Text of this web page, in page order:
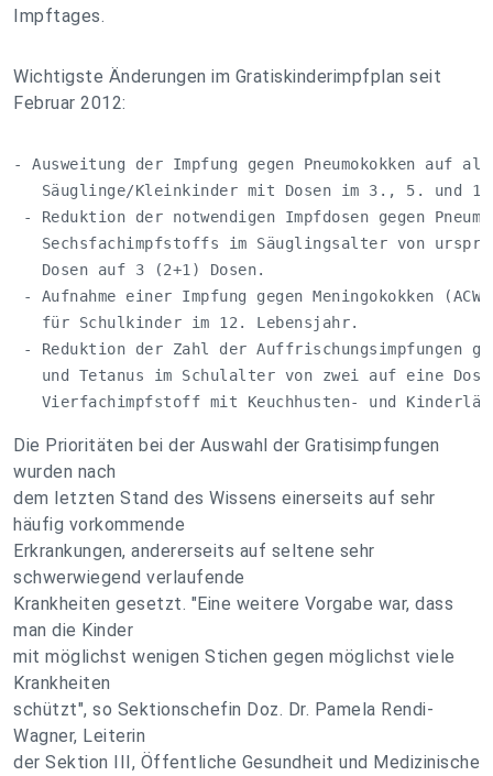
Impftages.
Wichtigste Änderungen im Gratiskinderimpfplan seit
Februar 2012:
- Ausweitung der Impfung gegen Pneumokokken auf
Säuglinge/Kleinkinder mit Dosen im 3., 5. und
- Reduktion der notwendigen Impfdosen gegen
Sechsfachimpfstoffs im Säuglingsalter von
   Dosen auf 3 (2+1) Dosen.
- Aufnahme einer Impfung gegen Meningokokken
   für Schulkinder im 12. Lebensjahr.
- Reduktion der Zahl der Auffrischungsimpfungen
und Tetanus im Schulalter von zwei auf eine
Vierfachimpfstoff mit Keuchhusten- und
Die Prioritäten bei der Auswahl der Gratisimpfungen
wurden nach
dem letzten Stand des Wissens einerseits auf sehr
häufig vorkommende
Erkrankungen, andererseits auf seltene sehr
schwerwiegend verlaufende
Krankheiten gesetzt. "Eine weitere Vorgabe war, dass
man die Kinder
mit möglichst wenigen Stichen gegen möglichst viele
Krankheiten
schützt", so Sektionschefin Doz. Dr. Pamela Rendi-
Wagner, Leiterin
der Sektion III, Öffentliche Gesundheit und Medizinische